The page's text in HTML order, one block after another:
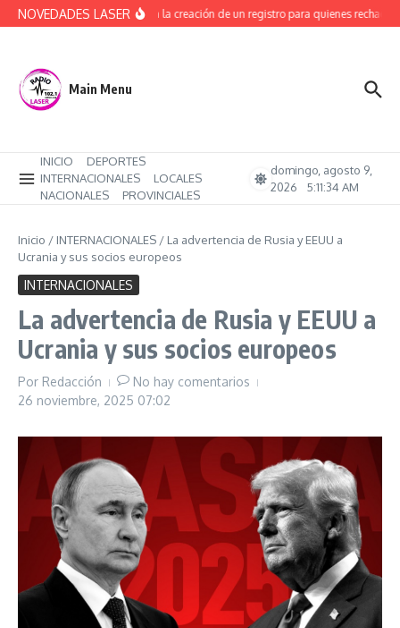
Saltar al contenido
NOVEDADES LASERAvanza la creación de un registro para quienes rechacen
Main Menu
INICIO
DEPORTES
INTERNACIONALES
LOCALES
NACIONALES
PROVINCIALES
domingo, agosto 9,
2026
5:11:34 AM
Inicio / INTERNACIONALES / La advertencia de Rusia y EEUU a
Ucrania y sus socios europeos
INTERNACIONALES
La advertencia de Rusia y EEUU a
Ucrania y sus socios europeos
Por Redacción
No hay comentarios
26 noviembre, 2025 07:02